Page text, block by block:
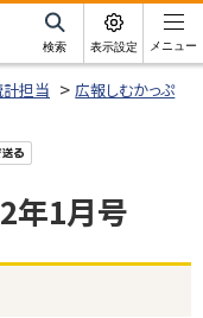
サ
イ
ト
内
検索 表示設定 メニュー
担当
広報しむかっぷ
年1月号